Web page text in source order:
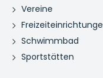
Vereine
Schwimmbad
Sportstätten